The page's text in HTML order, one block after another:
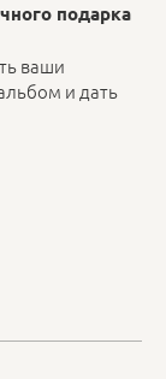
подарка
ваши
и дать